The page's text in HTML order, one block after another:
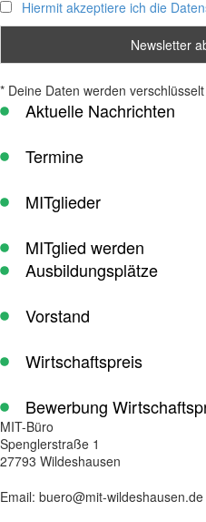
Hiermit akzeptiere ich die
* Deine Daten werden
Aktuelle Nachrichten
Termine
MITglieder
MITglied werden
Ausbildungsplätze
Vorstand
Wirtschaftspreis
Bewerbung
MIT-Büro
Spenglerstraße 1
27793 Wildeshausen
Email: buero@mit-wildeshausen.de